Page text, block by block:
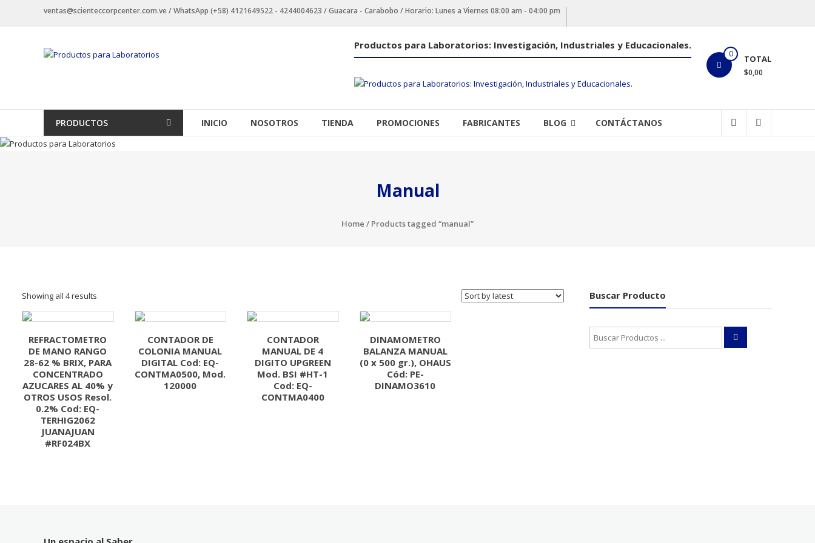
ventas@scienteccorpcenter.com.ve / WhatsApp (+58) 4121649522 - 4244004623 / Guacara - Carabobo / Horario: Lunes a Viernes 08:00 am - 04:00 pm
Productos
Investigación,
Industriales
y
0 TOTAL
$0,00
Productos para Laboratorios: Investigación, Industriales y Educacionales.
PRODUCTOS INICIO NOSOTROS TIENDA PROMOCIONES FABRICANTES BLOG CONTÁCTANOS
Manual
Home / Products tagged “manual”
Showing all 4 results
REFRACTOMETRO
DE MANO RANGO
28-62 % BRIX, PARA
CONCENTRADO
AZUCARES AL 40% y
OTROS USOS Resol.
0.2% Cod: EQ-
TERHIG2062
JUANAJUAN
#RF024BX
CONTADOR DE
COLONIA MANUAL
DIGITAL Cod: EQ-
CONTMA0500, Mod.
120000
CONTADOR
MANUAL DE 4
DIGITO UPGREEN
Mod. BSI #HT-1
Cod: EQ-
CONTMA0400
DINAMOMETRO
BALANZA MANUAL
(0 x 500 gr.), OHAUS
Cód: PE-
DINAMO3610
Buscar Producto
Buscar: